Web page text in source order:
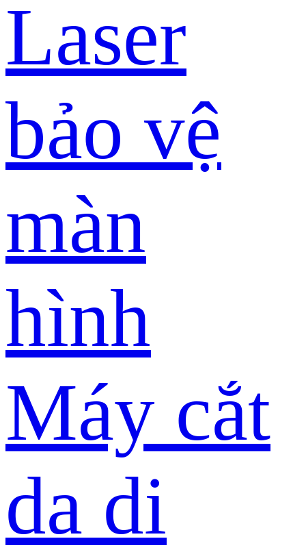
Laser
bảo vệ
màn
hình
Máy cắt
da di